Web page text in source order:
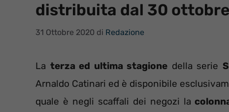
distribuita dal 30
31 Ottobre 2020 di Redazione
La terza ed ultima stagione della serie
Arnaldo Catinari ed è disponibile
quale è negli scaffali dei negozi la